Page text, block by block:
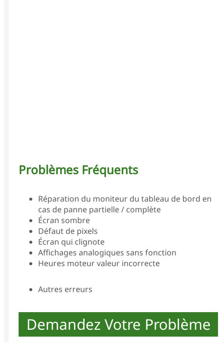
Problèmes Fréquents
Réparation du moniteur du tableau de bord en
cas de panne partielle / complète
Écran sombre
Défaut de pixels
Écran qui clignote
Affichages analogiques sans fonction
Heures moteur valeur incorrecte
Autres erreurs
Demandez Votre Problème